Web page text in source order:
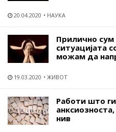
20.04.2020 НАУКА
Прилично
ситуацијата
можам да
19.03.2020 ЖИВОТ
Работи што
нив